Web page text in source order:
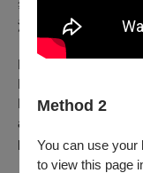
Method 2
You can use your
to view this page
等國際舞台，其表演
深觸動不同世代的觀
MOKSUNG
Established in 2011
MOON, Moksung is
artists specializing in
performing style